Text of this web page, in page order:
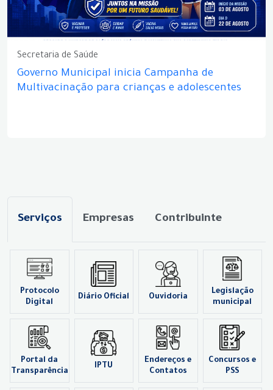
Secretaria de Saúde
Governo Municipal inicia Campanha de
Multivacinação para crianças e adolescentes
Serviços Empresas Contribuinte
Protocolo
Digital
Diário Oficial Ouvidoria
Legislação
municipal
Portal da
Transparência
IPTU
Endereços e
Contatos
Concursos e
PSS